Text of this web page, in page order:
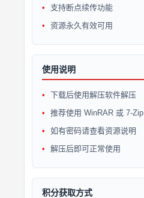
支持断点续传功能
资源永久有效可用
使用说明
下载后使用解压软件解压
推荐使用 WinRAR 或 7-Zip
如有密码请查看资源说明
解压后即可正常使用
积分获取方式